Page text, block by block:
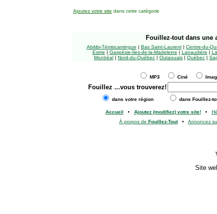
Ajoutez votre site dans cette catégorie
Fouillez-tout dans une
Abitibi-Témiscamingue | Bas Saint-Laurent| Centre-du-
Estrie | Gaspésie-Îles-de-la-Madeleine | Lanaudière |
Montréal | Nord-du-Québec | Outaouais | Québec |
MP3 Ciné
Fouillez ...vous trouverez!
dans votre région dans Fouillez-
Accueil • Ajoutez (modifiez) votre site!•
À propos de Fouillez-Tout• Annoncez
Site